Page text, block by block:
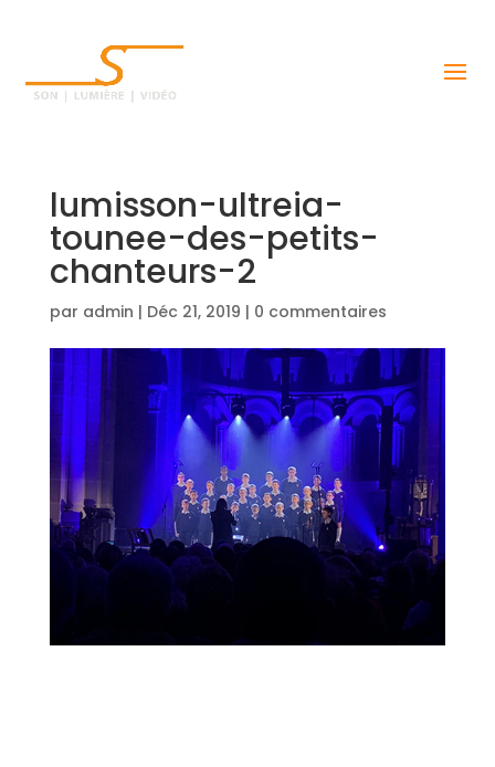
lumisson-ultreia-
tounee-des-petits-
chanteurs-2
par admin | Déc 21, 2019 | 0 commentaires